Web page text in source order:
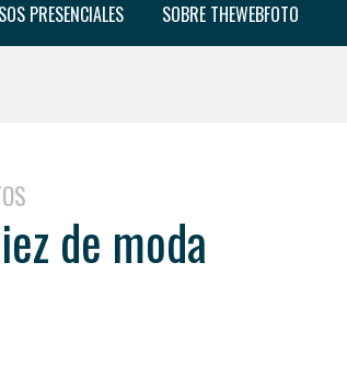
PRESENCIALES SOBRE THEWEBFOTO
de moda